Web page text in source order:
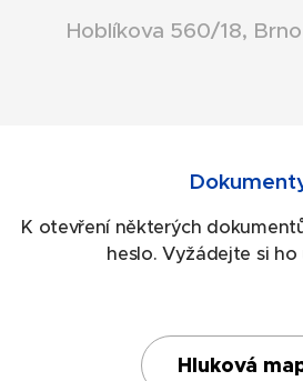
Hoblíkova 560/18,
K otevření některých
heslo. Vyžádejte si ho
Hluková